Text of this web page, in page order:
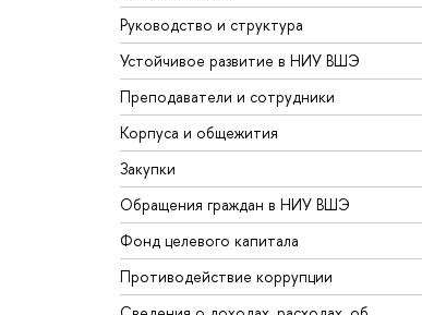
Руководство и структура
Устойчивое развитие в НИУ ВШЭ
Преподаватели и сотрудники
Корпуса и общежития
Закупки
Обращения граждан в НИУ ВШЭ
Фонд целевого капитала
Противодействие коррупции